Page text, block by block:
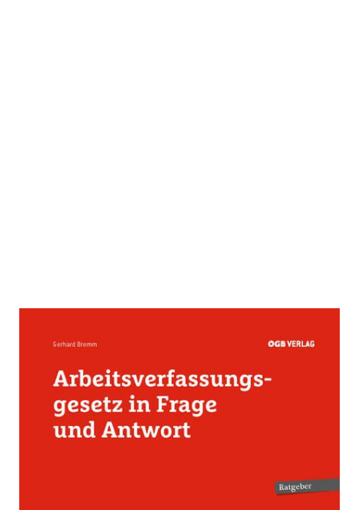
Arbeitsverfassungsgesetz in
Frage und Antwort
Zur Wunschliste hinzufügen